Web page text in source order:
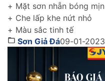
+ Mặt sơn nhẵn bóng mịn
+ Che lấp khe nứt nhỏ
+ Màu sắc tinh tế
Sơn Giả Đá09-01-2023